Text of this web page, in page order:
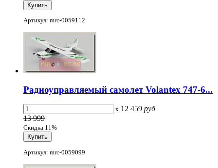
Артикул: mrc-0059112
Радиоуправляемый самолет Volantex 747-6...
x 12 459 руб
13 999
Скидка 11%
Артикул: mrc-0059099